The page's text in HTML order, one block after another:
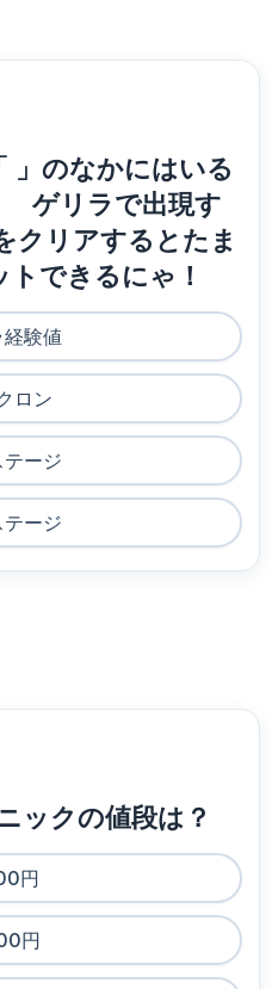
」のなかにはいる
ラで出現す
クリアするとたま
できるにゃ！
験値
ロン
ージ
ージ
ックの値段は？
円
円